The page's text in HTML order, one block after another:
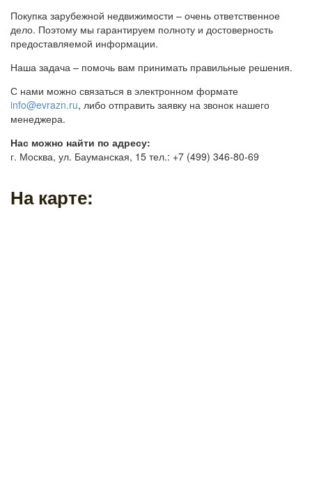
Покупка зарубежной недвижимости – очень ответственное
дело. Поэтому мы гарантируем полноту и достоверность
предоставляемой информации.
Наша задача – помочь вам принимать правильные решения.
С нами можно связаться в электронном формате
info@evrazn.ru, либо отправить заявку на звонок нашего
менеджера.
Нас можно найти по адресу:
г. Москва, ул. Бауманская, 15 тел.: +7 (499) 346-80-69
На карте: